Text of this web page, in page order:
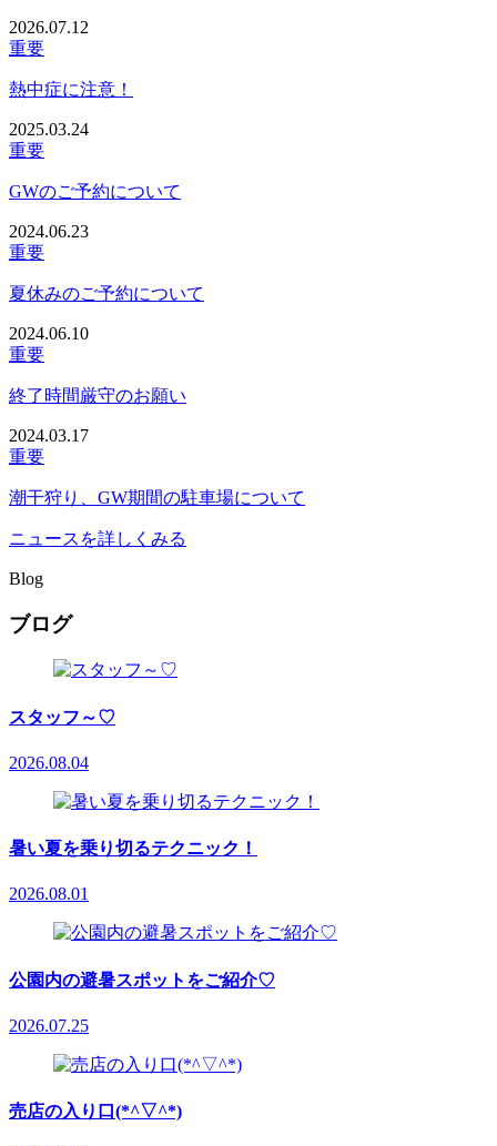
2026.07.12
重要
熱中症に注意！
2025.03.24
重要
GWのご予約について
2024.06.23
重要
夏休みのご予約について
2024.06.10
重要
終了時間厳守のお願い
2024.03.17
重要
潮干狩り、GW期間の駐車場について
ニュースを詳しくみる
Blog
ブログ
スタッフ～♡
2026.08.04
暑い夏を乗り切るテクニック！
2026.08.01
公園内の避暑スポットをご紹介♡
2026.07.25
売店の入り口(*^▽^*)